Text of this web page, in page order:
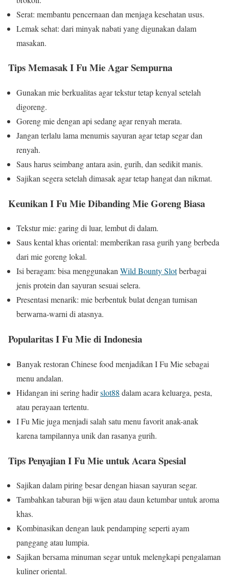
Serat: membantu pencernaan dan menjaga kesehatan usus.
Lemak sehat: dari minyak nabati yang digunakan dalam
masakan.
Tips Memasak I Fu Mie Agar Sempurna
Gunakan mie berkualitas agar tekstur tetap kenyal setelah
digoreng.
Goreng mie dengan api sedang agar renyah merata.
Jangan terlalu lama menumis sayuran agar tetap segar dan
renyah.
Saus harus seimbang antara asin, gurih, dan sedikit manis.
Sajikan segera setelah dimasak agar tetap hangat dan nikmat.
Keunikan I Fu Mie Dibanding Mie Goreng Biasa
Tekstur mie: garing di luar, lembut di dalam.
Saus kental khas oriental: memberikan rasa gurih yang berbeda
dari mie goreng lokal.
Isi beragam: bisa menggunakanWild Bounty Slotberbagai
jenis protein dan sayuran sesuai selera.
Presentasi menarik: mie berbentuk bulat dengan tumisan
berwarna-warni di atasnya.
Popularitas I Fu Mie di Indonesia
Banyak restoran Chinese food menjadikan I Fu Mie sebagai
menu andalan.
Hidangan ini sering hadirslot88 dalam acara keluarga, pesta,
atau perayaan tertentu.
I Fu Mie juga menjadi salah satu menu favorit anak-anak
karena tampilannya unik dan rasanya gurih.
Tips Penyajian I Fu Mie untuk Acara Spesial
Sajikan dalam piring besar dengan hiasan sayuran segar.
Tambahkan taburan biji wijen atau daun ketumbar untuk aroma
khas.
Kombinasikan dengan lauk pendamping seperti ayam
panggang atau lumpia.
Sajikan bersama minuman segar untuk melengkapi pengalaman
kuliner oriental.